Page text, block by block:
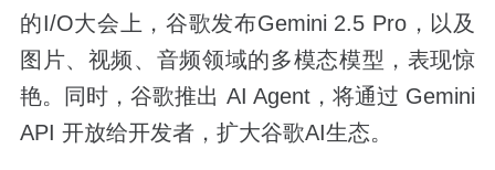
的I/O大会上，谷歌发布Gemini 2.5 Pro，以及
图片、视频、音频领域的多模态模型，表现惊
艳。同时，谷歌推出 AI Agent，将通过 Gemini
API 开放给开发者，扩大谷歌AI生态。